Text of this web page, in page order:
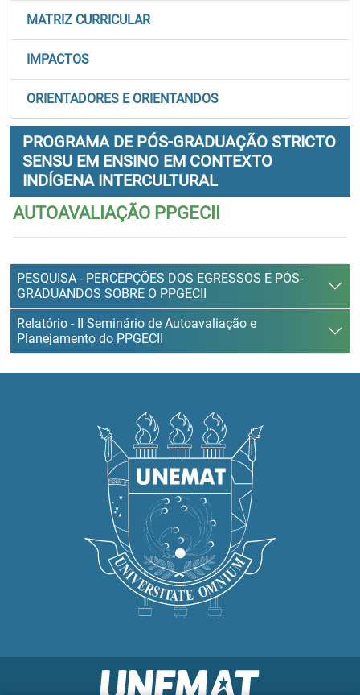
MATRIZ CURRICULAR
IMPACTOS
ORIENTADORES E ORIENTANDOS
PROGRAMA DE PÓS-GRADUAÇÃO STRICTO
SENSU EM ENSINO EM CONTEXTO
INDÍGENA INTERCULTURAL
AUTOAVALIAÇÃO PPGECII
PESQUISA - PERCEPÇÕES DOS EGRESSOS E PÓS-
GRADUANDOS SOBRE O PPGECII
Relatório - II Seminário de Autoavaliação e
Planejamento do PPGECII